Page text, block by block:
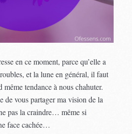
en ce moment, parce qu’elle a
et la lune en général, il faut
même tendance à nous chahuter.
de vous partager ma vision de la
pas la craindre… même si
face cachée…